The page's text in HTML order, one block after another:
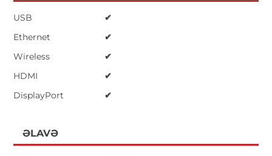
USB
✔
Ethernet
✔
Wireless
✔
HDMI
✔
DisplayPort
✔
ƏLAVƏ